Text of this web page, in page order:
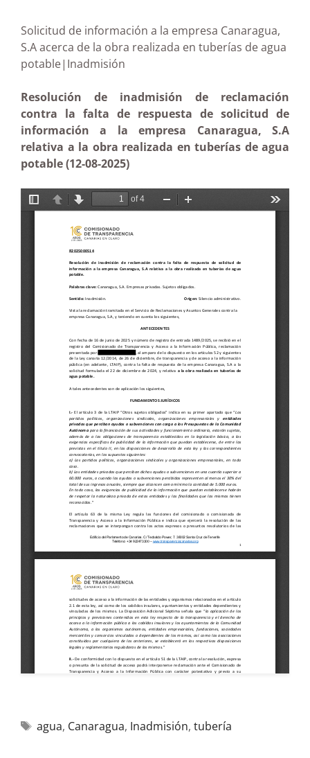
Solicitud de información a la empresa Canaragua,
S.A acerca de la obra realizada en tuberías de agua
potable|Inadmisión
Resolución de inadmisión de reclamación
contra la falta de respuesta de solicitud de
información a la empresa Canaragua, S.A
relativa a la obra realizada en tuberías de agua
potable (12-08-2025)
agua, Canaragua, Inadmisión, tubería